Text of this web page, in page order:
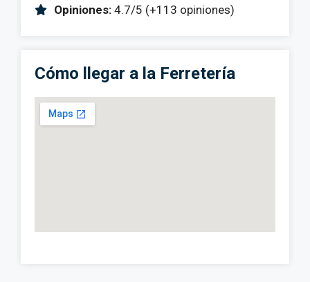
Opiniones: 4.7/5 (+113 opiniones)
Cómo llegar a la Ferretería